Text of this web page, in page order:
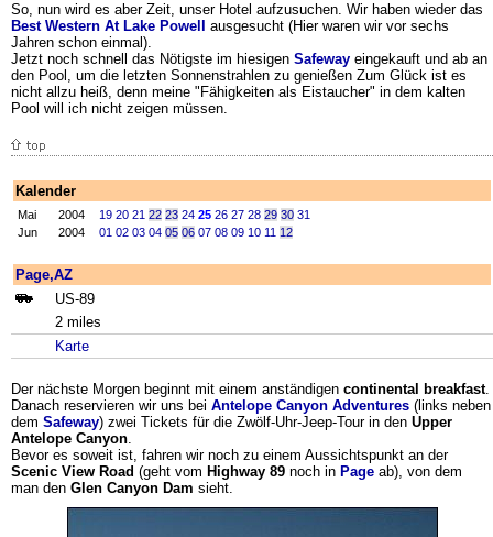
So, nun wird es aber Zeit, unser Hotel aufzusuchen. Wir haben wieder das
Best Western At Lake Powell
ausgesucht (Hier waren wir vor sechs
Jahren schon einmal).
Jetzt noch schnell das Nötigste im hiesigen Safeway eingekauft und ab an
den Pool, um die letzten Sonnenstrahlen zu genießen Zum Glück ist es
nicht allzu heiß, denn meine "Fähigkeiten als Eistaucher" in dem kalten
Pool will ich nicht zeigen müssen.
Kalender
Mai 2004 19 20 21 22 23 24 25 26 27 28 29 30 31
Jun
2004 01 02 03 04 05 06 07 08 09 10 11 12
Page,AZ
US-89
2 miles
Karte
Der nächste Morgen beginnt mit einem anständigen continental breakfast.
Danach reservieren wir uns bei Antelope Canyon Adventures (links neben
dem Safeway) zwei Tickets für die Zwölf-Uhr-Jeep-Tour in den Upper
Antelope Canyon.
Bevor es soweit ist, fahren wir noch zu einem Aussichtspunkt an der
Scenic View Road (geht vom Highway 89 noch in Page ab), von dem
man den Glen Canyon Dam sieht.